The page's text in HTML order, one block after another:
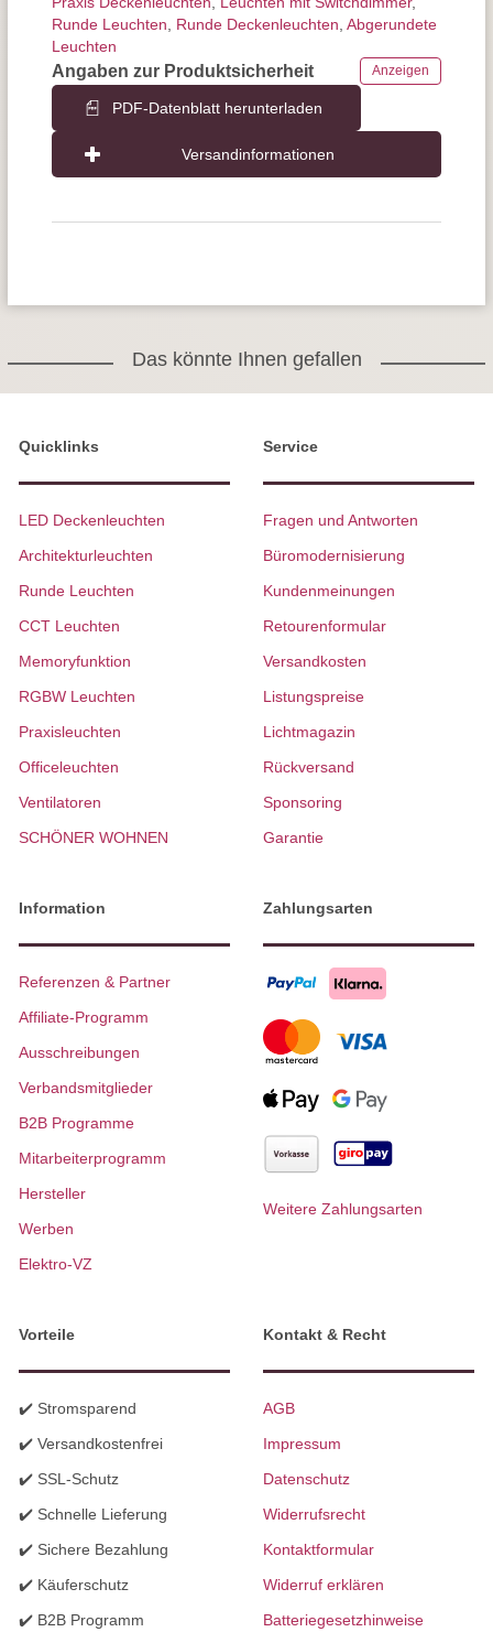
Runde Leuchten
Runde Deckenleuchten Abgerundete
Leuchten
Angaben zur Produktsicherheit Anzeigen
PDF-Datenblatt herunterladen
Versandinformationen
Das könnte Ihnen gefallen
Quicklinks
LED Deckenleuchten
Architekturleuchten
Runde Leuchten
CCT Leuchten
Memoryfunktion
RGBW Leuchten
Praxisleuchten
Officeleuchten
Ventilatoren
SCHÖNER WOHNEN
Service
Fragen und Antworten
Büromodernisierung
Kundenmeinungen
Retourenformular
Versandkosten
Listungspreise
Lichtmagazin
Rückversand
Sponsoring
Garantie
Information
Referenzen & Partner
Affiliate-Programm
Ausschreibungen
Verbandsmitglieder
B2B Programme
Mitarbeiterprogramm
Hersteller
Werben
Elektro-VZ
Zahlungsarten
Weitere Zahlungsarten
Vorteile
✔️ Stromsparend
✔️ Versandkostenfrei
✔️ SSL-Schutz
✔️ Schnelle Lieferung
✔️ Sichere Bezahlung
✔️ Käuferschutz
✔️ B2B Programm
Kontakt & Recht
AGB
Impressum
Datenschutz
Widerrufsrecht
Kontaktformular
Widerruf erklären
Batteriegesetzhinweise